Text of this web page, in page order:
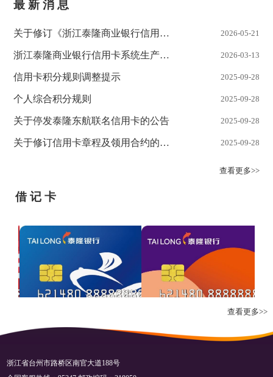
最新消息
关于修订《浙江泰隆商业银行信用卡
分期付款协议》的公告
2026-05-21
浙江泰隆商业银行信用卡系统生产主
机异地灾备切换演练的公告
2026-03-13
信用卡积分规则调整提示 2025-09-28
个人综合积分规则 2025-09-28
关于停发泰隆东航联名信用卡的公告 2025-09-28
关于修订信用卡章程及领用合约的公 2025-09-28
查看更多>>
借记卡
查看更多>>
浙江省台州市路桥区南官大道188号